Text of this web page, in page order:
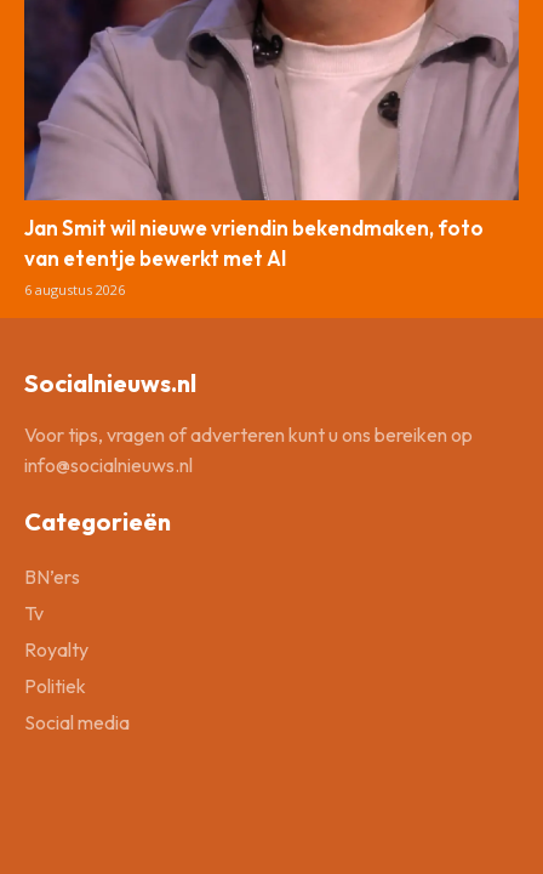
Jan Smit wil nieuwe vriendin bekendmaken, foto
van etentje bewerkt met AI
6 augustus 2026
Socialnieuws.nl
Voor tips, vragen of adverteren kunt u ons bereiken op
info@socialnieuws.nl
Categorieën
BN’ers
Tv
Royalty
Politiek
Social media